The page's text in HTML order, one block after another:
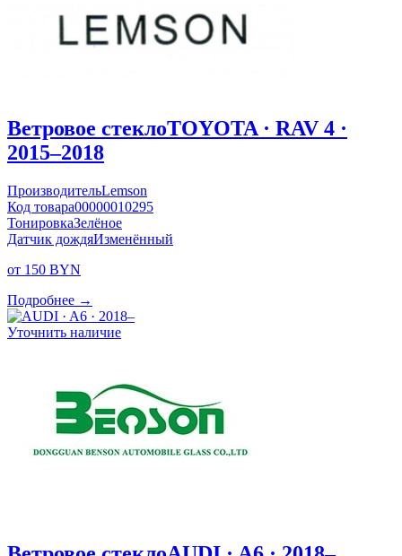
Ветровое стеклоTOYOTA · RAV 4 ·
2015–2018
ПроизводительLemson
Код товара00000010295
ТонировкаЗелёное
Датчик дождяИзменённый
от 150 BYN
Подробнее →
Уточнить наличие